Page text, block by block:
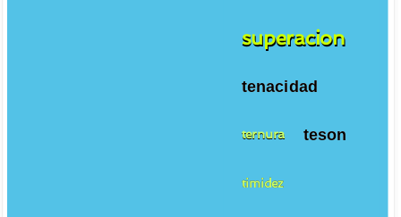
superacion
tenacidad
ternura teson
timidez